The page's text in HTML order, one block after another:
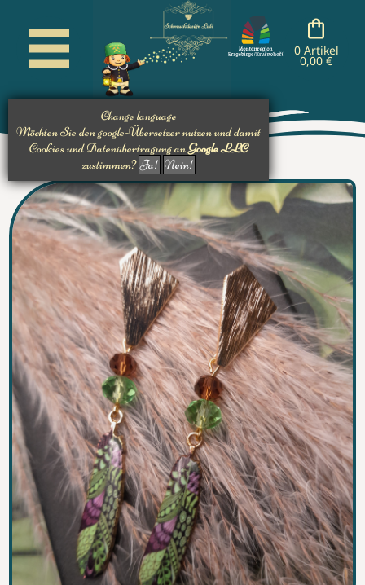
Change language
Möchten Sie den google-Übersetzer nutzen und damit
Cookies und Datenübertragung anGoogle LLC
zustimmen?Ja! Nein!
0 Artikel
0,00 €
nachladen
nachladen
nachladen